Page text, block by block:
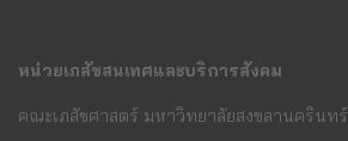
หน่วยเภสัชสนเทศและบริการสังคม
คณะเภสัชศาสตร์ มหาวิทยาลัยสงขลานครินทร์